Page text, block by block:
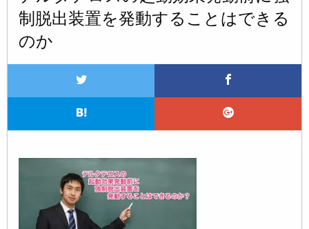
制脱出装置を発動することはできる
のか